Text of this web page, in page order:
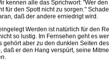
kennen alle das Sprichwort: "Wer
für den Spott nicht zu sorgen."
daß der andere erniedrigt wird.
Werden ist natürlich für den
so lustig. Im Fernsehen geht es
gehört aber zu den dunklen Seiten des
daß er den Hang verspürt, seine